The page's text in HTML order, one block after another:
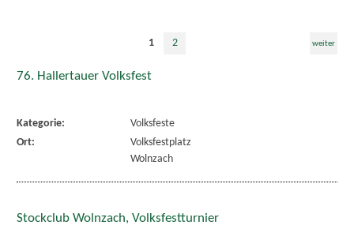
1 2 weiter
76. Hallertauer Volksfest
Kategorie:
Volksfeste
Ort:
Volksfestplatz
Wolnzach
Stockclub Wolnzach, Volksfestturnier